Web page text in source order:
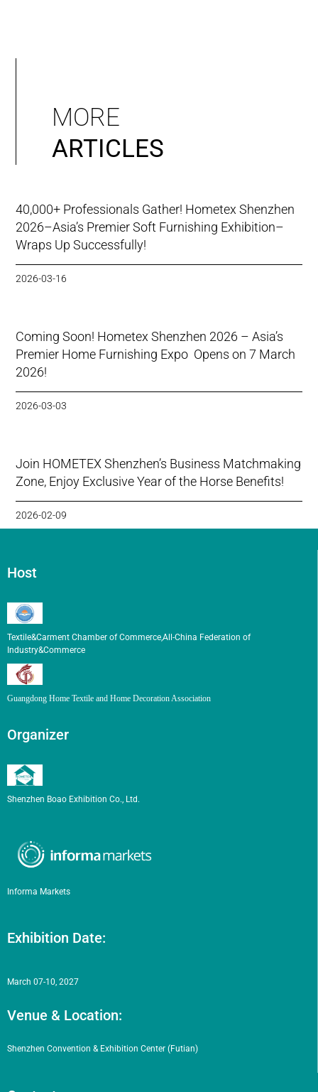
MORE
ARTICLES
40,000+ Professionals Gather! Hometex Shenzhen
2026–Asia’s Premier Soft Furnishing Exhibition–
Wraps Up Successfully!
2026-03-16
Coming Soon! Hometex Shenzhen 2026 – Asia’s
Premier Home Furnishing Expo Opens on 7 March
2026!
2026-03-03
Join HOMETEX Shenzhen’s Business Matchmaking
Zone, Enjoy Exclusive Year of the Horse Benefits!
2026-02-09
Host
Textile&Carment Chamber of Commerce,All-China Federation of
Industry&Commerce
Guangdong Home Textile and Home Decoration Association
Organizer
Shenzhen Boao Exhibition Co., Ltd.
Informa Markets
Exhibition Date:
March 07-10, 2027
Venue & Location:
Shenzhen Convention & Exhibition Center (Futian)